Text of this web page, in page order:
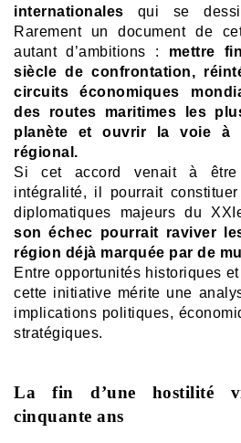
internationales qui se
Rarement un document de
autant d’ambitions : mettre
siècle de confrontation,
circuits économiques
des routes maritimes les
planète et ouvrir la voie à
régional.
Si cet accord venait à être
intégralité, il pourrait
diplomatiques majeurs du
son échec pourrait raviver
région déjà marquée par de
Entre opportunités historiques
cette initiative mérite une
implications politiques,
stratégiques.
La fin d’une hostilité
cinquante ans